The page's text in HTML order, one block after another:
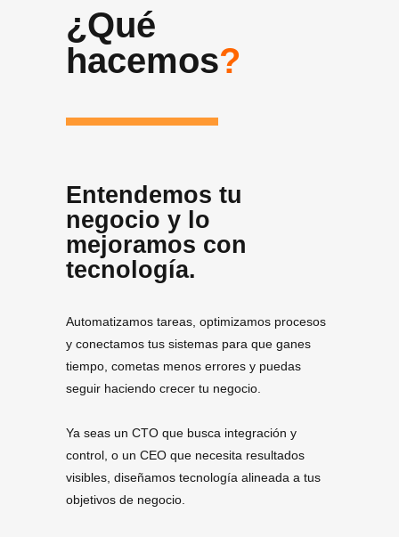
¿Qué
hacemos?
Entendemos tu
negocio y lo
mejoramos con
tecnología.
Automatizamos tareas, optimizamos procesos
y conectamos tus sistemas para que ganes
tiempo, cometas menos errores y puedas
seguir haciendo crecer tu negocio.
Ya seas un CTO que busca integración y
control, o un CEO que necesita resultados
visibles, diseñamos tecnología alineada a tus
objetivos de negocio.